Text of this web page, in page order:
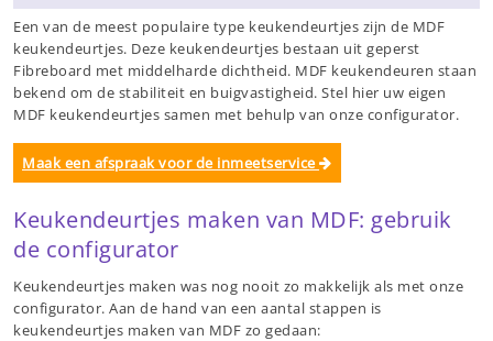
Een van de meest populaire type keukendeurtjes zijn de MDF
keukendeurtjes. Deze keukendeurtjes bestaan uit geperst
Fibreboard met middelharde dichtheid. MDF keukendeuren staan
bekend om de stabiliteit en buigvastigheid. Stel hier uw eigen
MDF keukendeurtjes samen met behulp van onze configurator.
Maak een afspraak voor de inmeetservice
Keukendeurtjes maken van MDF: gebruik
de configurator
Keukendeurtjes maken was nog nooit zo makkelijk als met onze
configurator. Aan de hand van een aantal stappen is
keukendeurtjes maken van MDF zo gedaan: